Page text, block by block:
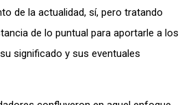
de la actualidad, sí, pero tratando
de lo puntual para aportarle a los
significado y sus eventuales